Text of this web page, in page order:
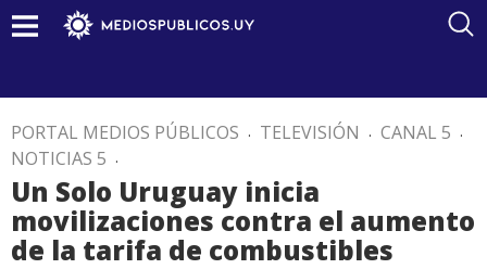
PORTAL MEDIOS PÚBLICOS . TELEVISIÓN . CANAL 5 .
NOTICIAS 5 .
Un Solo Uruguay inicia
movilizaciones contra el aumento
de la tarifa de combustibles